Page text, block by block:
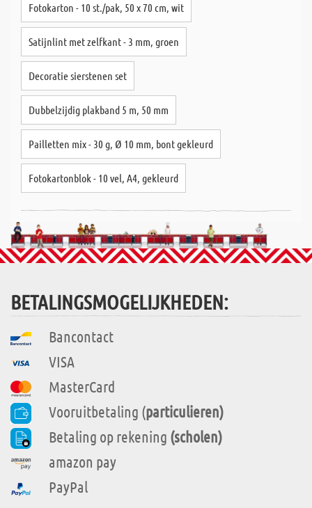
Fotokarton - 10 st./pak, 50 x 70 cm, wit
Satijnlint met zelfkant - 3 mm, groen
Decoratie sierstenen set
Dubbelzijdig plakband 5 m, 50 mm
Pailletten mix - 30 g, Ø 10 mm, bont gekleurd
Fotokartonblok - 10 vel, A4, gekleurd
BETALINGSMOGELIJKHEDEN:
Bancontact
VISA
MasterCard
Vooruitbetaling (particulieren)
Betaling op rekening (scholen)
amazon pay
PayPal